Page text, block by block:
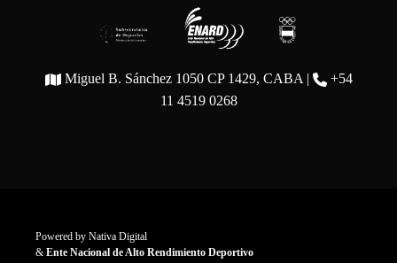
Miguel B. Sánchez 1050 CP 1429, CABA |
+54
11 4519 0268
Powered by Nativa Digital
& Ente Nacional de Alto Rendimiento Deportivo